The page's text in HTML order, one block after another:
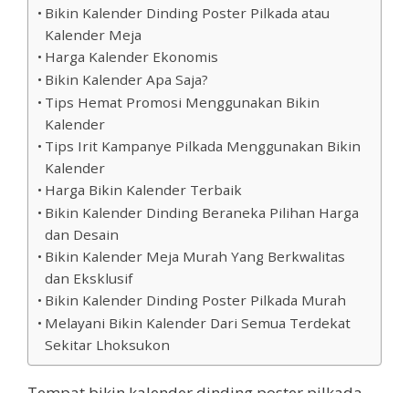
Bikin Kalender Dinding Poster Pilkada atau
Kalender Meja
Harga Kalender Ekonomis
Bikin Kalender Apa Saja?
Tips Hemat Promosi Menggunakan Bikin
Kalender
Tips Irit Kampanye Pilkada Menggunakan Bikin
Kalender
Harga Bikin Kalender Terbaik
Bikin Kalender Dinding Beraneka Pilihan Harga
dan Desain
Bikin Kalender Meja Murah Yang Berkwalitas
dan Eksklusif
Bikin Kalender Dinding Poster Pilkada Murah
Melayani Bikin Kalender Dari Semua Terdekat
Sekitar Lhoksukon